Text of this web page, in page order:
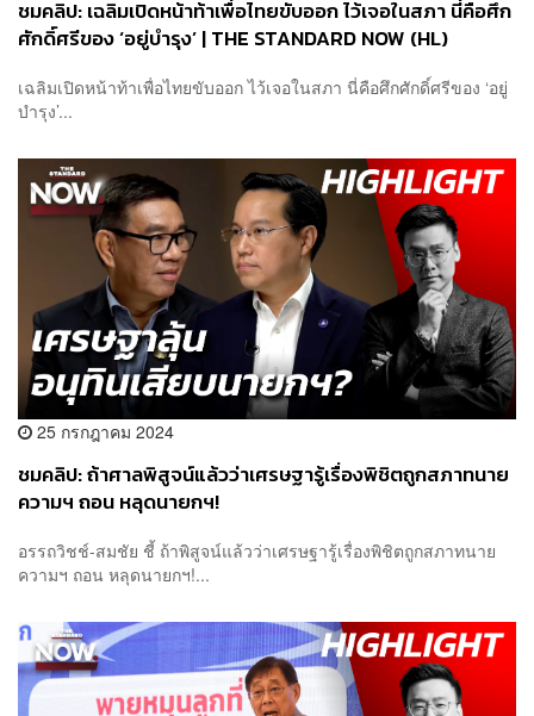
ชมคลิป: เฉลิมเปิดหน้าท้าเพื่อไทยขับออก ไว้เจอในสภา นี่คือศึก
ศักดิ์ศรีของ ‘อยู่บำรุง’ | THE STANDARD NOW (HL)
เฉลิมเปิดหน้าท้าเพื่อไทยขับออก ไว้เจอในสภา นี่คือศึกศักดิ์ศรีของ ‘อยู่
บำรุง’...
25 กรกฎาคม 2024
ชมคลิป: ถ้าศาลพิสูจน์แล้วว่าเศรษฐารู้เรื่องพิชิตถูกสภาทนาย
ความฯ ถอน หลุดนายกฯ!
อรรถวิชช์-สมชัย ชี้ ถ้าพิสูจน์แล้วว่าเศรษฐารู้เรื่องพิชิตถูกสภาทนาย
ความฯ ถอน หลุดนายกฯ!...